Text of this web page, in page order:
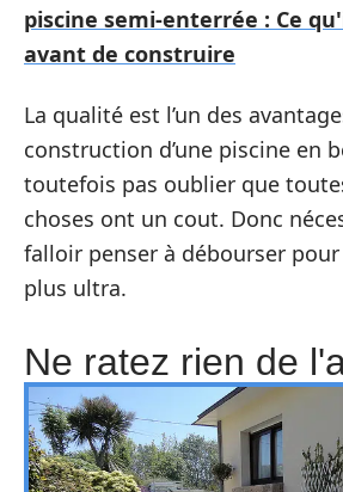
piscine semi-enterrée : Ce
avant de construire
La qualité est l’un des
construction d’une piscine en
toutefois pas oublier que
choses ont un cout. Donc
falloir penser à débourser pour
plus ultra.
Ne ratez rien de